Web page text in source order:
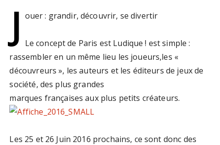
J ouer : grandir, découvrir, se divertir
Le concept de Paris est Ludique ! est simple :
rassembler en un même lieu les joueurs,les «
découvreurs », les auteurs et les éditeurs de jeux de
société, des plus grandes
marques françaises aux plus petits créateurs.
Les 25 et 26 Juin 2016 prochains, ce sont donc des